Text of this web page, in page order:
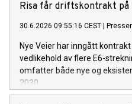
Risa får driftskontrakt på
30.6.2026 09:55:16 CEST
Nye Veier har inngått
vedlikehold av flere E6-
omfatter både nye og
2030.